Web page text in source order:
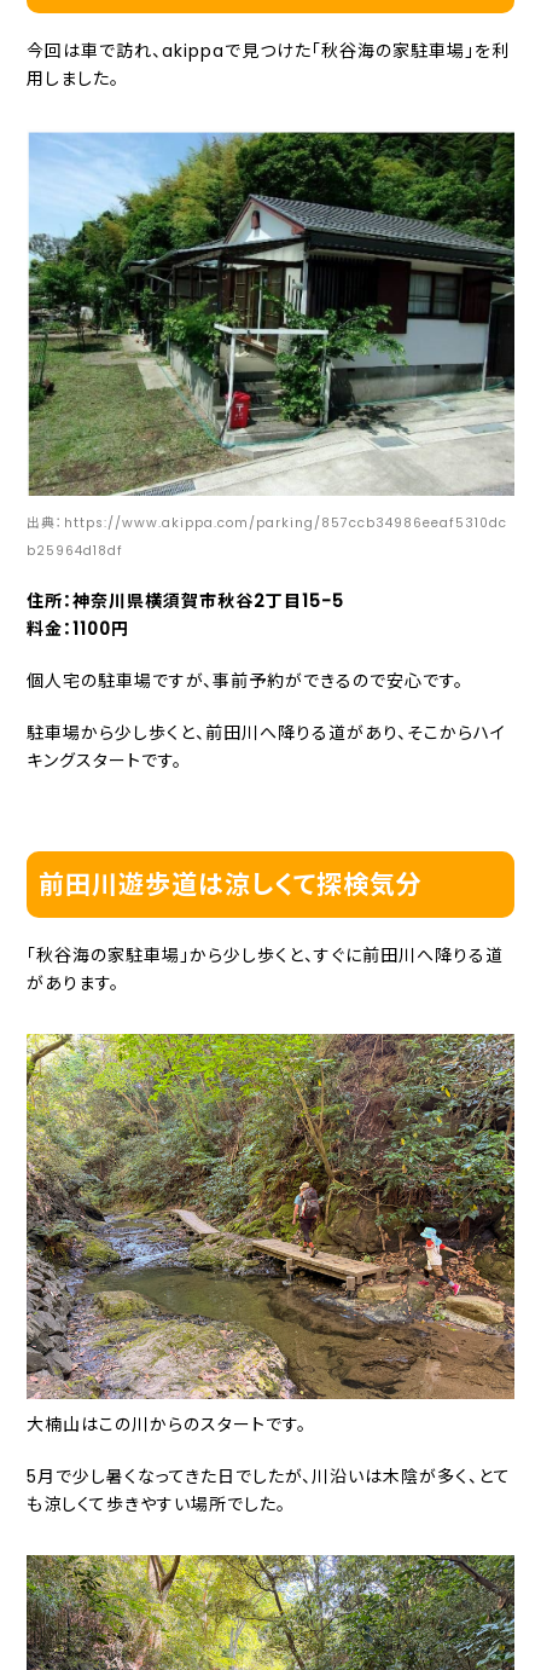
今回は車で訪れ、akippaで見つけた「秋谷海の家駐車場」を利
用しました。
出典：https://www.akippa.com/parking/857ccb34986eeaf5310dc
b25964d18df
住所：神奈川県横須賀市秋谷2丁目15-5
料金：1100円
個人宅の駐車場ですが、事前予約ができるので安心です。
駐車場から少し歩くと、前田川へ降りる道があり、そこからハイ
キングスタートです。
前田川遊歩道は涼しくて探検気分
「秋谷海の家駐車場」から少し歩くと、すぐに前田川へ降りる道
があります。
大楠山はこの川からのスタートです。
5月で少し暑くなってきた日でしたが、川沿いは木陰が多く、とて
も涼しくて歩きやすい場所でした。